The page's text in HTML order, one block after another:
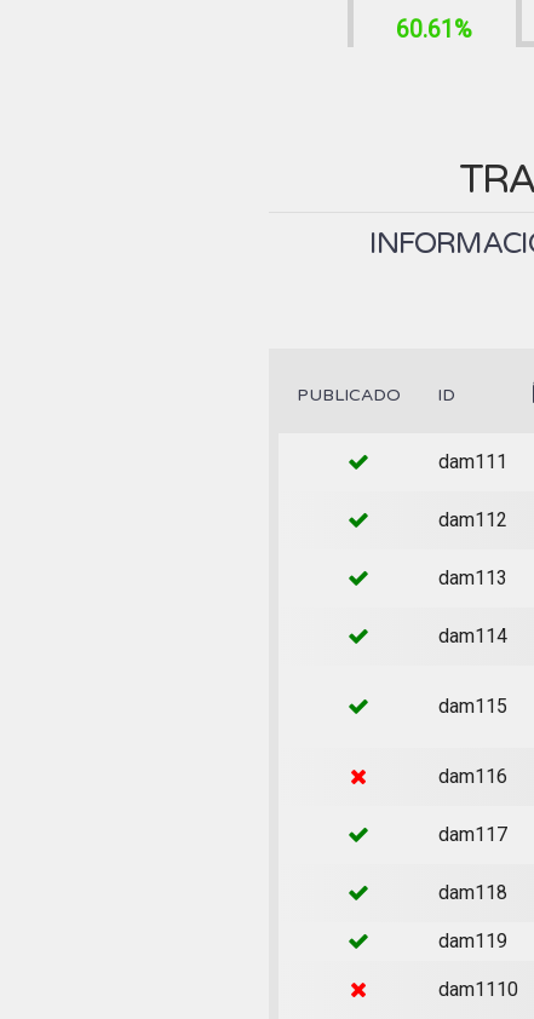
60.61%
PUBLICADO ID
dam111
dam112
dam113
dam114
dam115
dam116
dam117
dam118
dam119
dam1110